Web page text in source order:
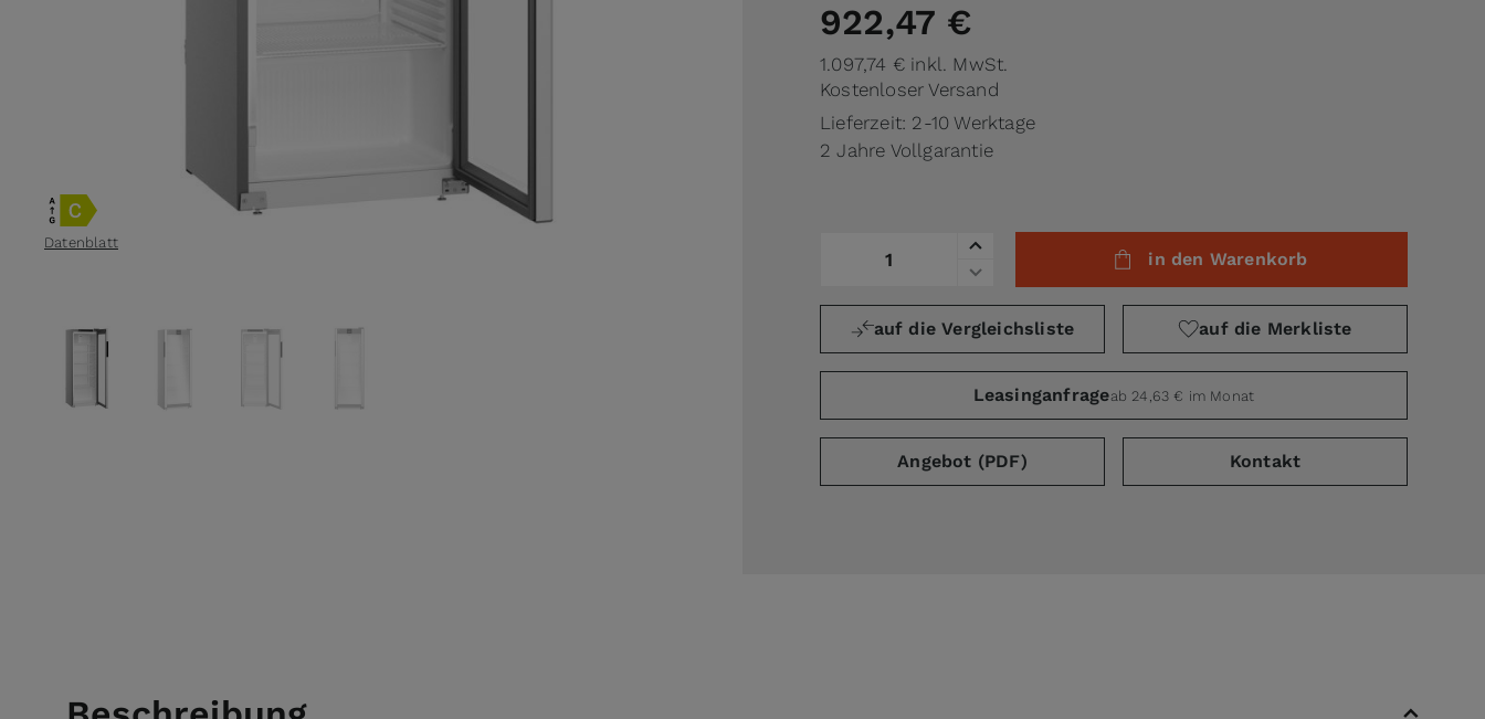
Datenblatt
View larger imageView larger imageView larger imageView larger image
922,47 €
1.097,74 € inkl. MwSt.
Kostenloser Versand
Lieferzeit: 2-10 Werktage
2 Jahre Vollgarantie
in den Warenkorb
auf die Vergleichsliste auf die Merkliste
Angebot (PDF)
Leasinganfrageab 24,63 € im Monat
Kontakt